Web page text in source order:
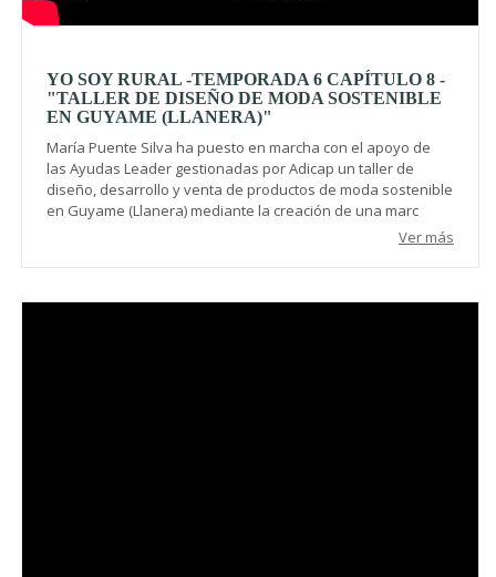
YO SOY RURAL -TEMPORADA 6 CAPÍTULO 8 -
"TALLER DE DISEÑO DE MODA SOSTENIBLE
EN GUYAME (LLANERA)"
María Puente Silva ha puesto en marcha con el apoyo de
las Ayudas Leader gestionadas por Adicap un taller de
diseño, desarrollo y venta de productos de moda sostenible
en Guyame (Llanera) mediante la creación de una marc
Ver más